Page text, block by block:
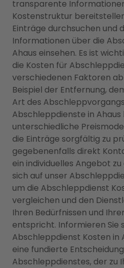
transparente
Kostenstruktur
Einträge durchsuchen und
Informationen über die
Ahaus einsehen. Es ist
die Kosten für
verschiedenen Faktoren
Beispiel der Entfernung,
Art des
Abschleppdienste in Ahaus
unterschiedliche
die Einträge sorgfältig zu
gegebenenfalls direkt
ein individuelles Angebot
sich auf unser
um die Abschleppdienst
vergleichen und den
Ihren Bedürfnissen und
entspricht. Informieren Sie
Abschleppdienst Kosten in
eine fundierte
Abschleppdienstes, der zu